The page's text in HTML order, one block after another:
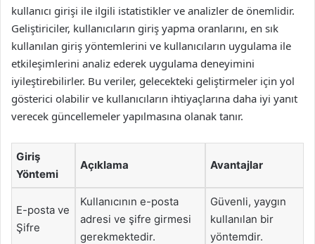
kullanıcı girişi ile ilgili istatistikler ve analizler de önemlidir.
Geliştiriciler, kullanıcıların giriş yapma oranlarını, en sık
kullanılan giriş yöntemlerini ve kullanıcıların uygulama ile
etkileşimlerini analiz ederek uygulama deneyimini
iyileştirebilirler. Bu veriler, gelecekteki geliştirmeler için yol
gösterici olabilir ve kullanıcıların ihtiyaçlarına daha iyi yanıt
verecek güncellemeler yapılmasına olanak tanır.
Giriş
Yöntemi
Açıklama Avantajlar
E-posta ve
Şifre
Kullanıcının e-posta
adresi ve şifre girmesi
gerekmektedir.
Güvenli, yaygın
kullanılan bir
yöntemdir.